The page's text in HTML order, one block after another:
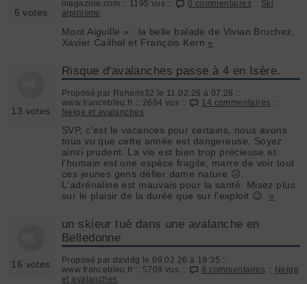
6 votes
magazine.com :: 1195 vus :: 0 commentaires :: Ski
alpinisme
Mont Aiguille » : la belle balade de Vivian Bruchez,
Xavier Cailhol et François Kern »
13 votes
Risque d'avalanches passe à 4 en Isère.
Proposé par Rahanx32 le 11.02.26 à 07:28 ::
www.francebleu.fr :: 2684 vus ::
14 commentaires ::
Neige et avalanches
SVP, c'est le vacances pour certains, nous avons
tous vu que cette année est dangereuse. Soyez
ainsi prudent. La vie est bien trop précieuse et
l'humain est une espèce fragile, marre de voir tout
ces jeunes gens défier dame nature 😥.
L'adrénaline est mauvais pour la santé. Misez plus
sur le plaisir de la durée que sur l'exploit 😉. »
16 votes
un skieur tué dans une avalanche en
Belledonne
Proposé par davidg le 09.02.26 à 19:35 ::
www.francebleu.fr :: 5709 vus ::
9 commentaires :: Neige
et avalanches